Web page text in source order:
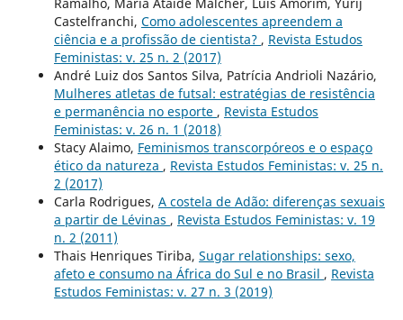
Ramalho, Maria Ataide Malcher, Luis Amorim, Yurij
Castelfranchi, Como adolescentes apreendem a
ciência e a profissão de cientista? , Revista Estudos
Feministas: v. 25 n. 2 (2017)
André Luiz dos Santos Silva, Patrícia Andrioli Nazário,
Mulheres atletas de futsal: estratégias de resistência
e permanência no esporte , Revista Estudos
Feministas: v. 26 n. 1 (2018)
Stacy Alaimo, Feminismos transcorpóreos e o espaço
ético da natureza , Revista Estudos Feministas: v. 25 n.
2 (2017)
Carla Rodrigues, A costela de Adão: diferenças sexuais
a partir de Lévinas , Revista Estudos Feministas: v. 19
n. 2 (2011)
Thais Henriques Tiriba, Sugar relationships: sexo,
afeto e consumo na África do Sul e no Brasil , Revista
Estudos Feministas: v. 27 n. 3 (2019)